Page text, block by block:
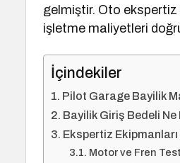
gelmiştir. Oto
işletme maliyetleri
İçindekiler
Pilot Garage Bayilik
Bayilik Giriş Bedeli
Ekspertiz
Motor ve Fren